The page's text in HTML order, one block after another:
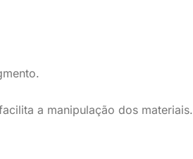
a manipulação dos materiais.